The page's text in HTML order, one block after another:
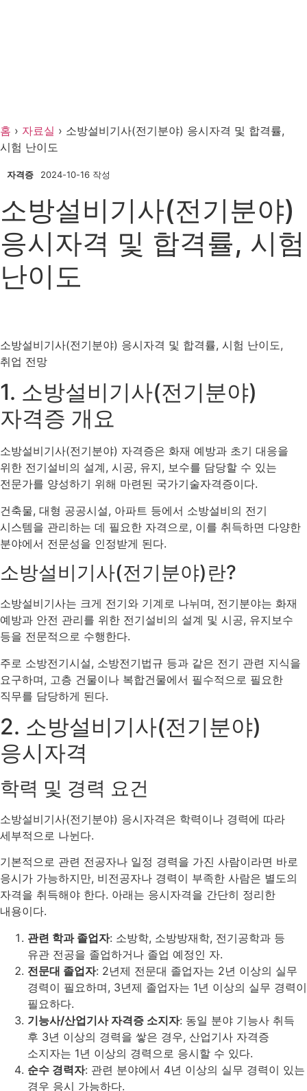
홈 › 자료실 › 소방설비기사(전기분야) 응시자격 및 합격률,
시험 난이도
자격증 2024-10-16 작성
소방설비기사(전기분야)
응시자격 및 합격률, 시험
난이도
소방설비기사(전기분야) 응시자격 및 합격률, 시험 난이도,
취업 전망
1. 소방설비기사(전기분야)
자격증 개요
소방설비기사(전기분야) 자격증은 화재 예방과 초기 대응을
위한 전기설비의 설계, 시공, 유지, 보수를 담당할 수 있는
전문가를 양성하기 위해 마련된 국가기술자격증이다.
건축물, 대형 공공시설, 아파트 등에서 소방설비의 전기
시스템을 관리하는 데 필요한 자격으로, 이를 취득하면 다양한
분야에서 전문성을 인정받게 된다.
소방설비기사(전기분야)란?
소방설비기사는 크게 전기와 기계로 나뉘며, 전기분야는 화재
예방과 안전 관리를 위한 전기설비의 설계 및 시공, 유지보수
등을 전문적으로 수행한다.
주로 소방전기시설, 소방전기법규 등과 같은 전기 관련 지식을
요구하며, 고층 건물이나 복합건물에서 필수적으로 필요한
직무를 담당하게 된다.
2. 소방설비기사(전기분야)
응시자격
학력 및 경력 요건
소방설비기사(전기분야) 응시자격은 학력이나 경력에 따라
세부적으로 나뉜다.
기본적으로 관련 전공자나 일정 경력을 가진 사람이라면 바로
응시가 가능하지만, 비전공자나 경력이 부족한 사람은 별도의
자격을 취득해야 한다. 아래는 응시자격을 간단히 정리한
내용이다.
관련 학과 졸업자: 소방학, 소방방재학, 전기공학과 등
유관 전공을 졸업하거나 졸업 예정인 자.
전문대 졸업자: 2년제 전문대 졸업자는 2년 이상의 실무
경력이 필요하며, 3년제 졸업자는 1년 이상의 실무 경력이
필요하다.
기능사/산업기사 자격증 소지자: 동일 분야 기능사 취득
후 3년 이상의 경력을 쌓은 경우, 산업기사 자격증
소지자는 1년 이상의 경력으로 응시할 수 있다.
순수 경력자: 관련 분야에서 4년 이상의 실무 경력이 있는
경우 응시 가능하다​.